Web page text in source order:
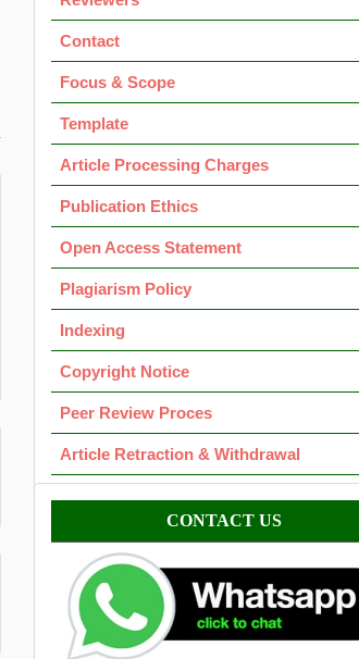
Contact
Focus & Scope
Template
Article Processing Charges
Publication Ethics
Open Access Statement
Plagiarism Policy
Indexing
Copyright Notice
Peer Review Proces
Article Retraction & Withdrawal
Contact CONTACT US